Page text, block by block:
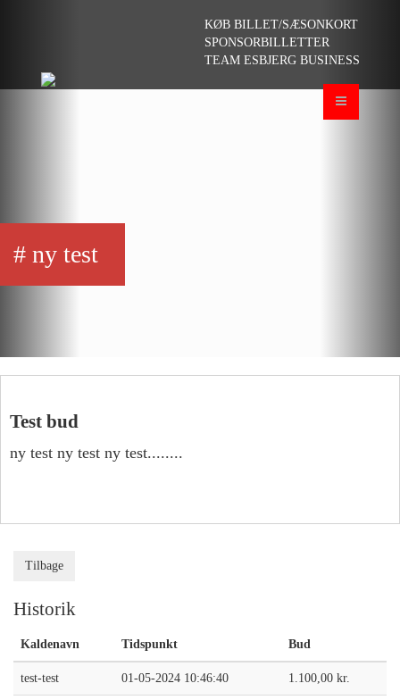
KØB BILLET/SÆSONKORT
SPONSORBILLETTER
TEAM ESBJERG BUSINESS
Toggle
navigation
# ny test
Test bud
ny test ny test ny test........
Tilbage
Historik
Kaldenavn Tidspunkt Bud
test-test 01-05-2024 10:46:40 1.100,00 kr.